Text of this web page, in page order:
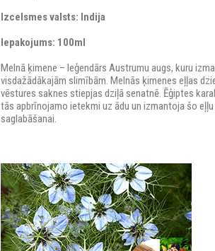
Izcelsmes valsts: Indija
Iepakojums: 100ml
Melnā ķimene – leģendārs Austrumu augs, kuru
visdažādākajām slimībām. Melnās ķimenes eļļas
vēstures saknes stiepjas dziļā senatnē. Ēģiptes
tās apbrīnojamo ietekmi uz ādu un izmantoja šo
saglabāšanai.